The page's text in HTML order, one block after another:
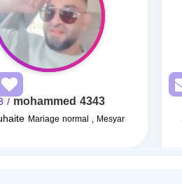
mohammed 4343
/ 43
Mariage normal , Mesyar